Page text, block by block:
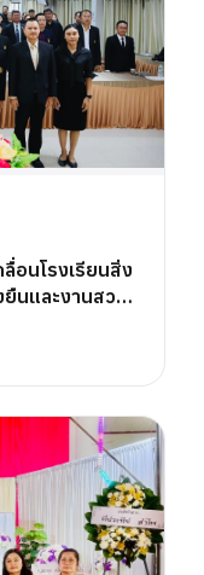
อนโรงเรียนสิ่ง
นและงานสวน